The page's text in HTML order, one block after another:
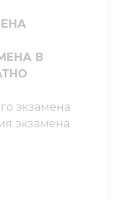
В
экзамена⁣⁣
экзамена